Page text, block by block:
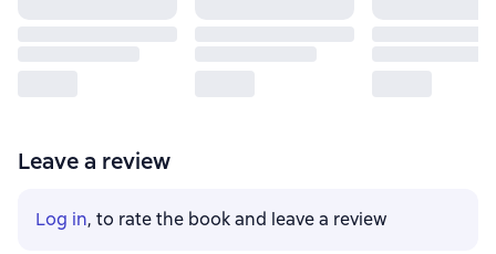
Leave a review
Log in, to rate the book and leave a review